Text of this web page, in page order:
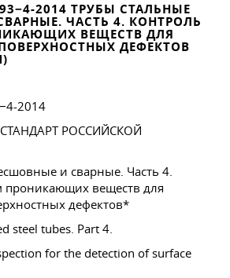
2014 ТРУБЫ СТАЛЬНЫЕ
ЧАСТЬ 4. КОНТРОЛЬ
ВЕЩЕСТВ ДЛЯ
ДЕФЕКТОВ
2014
РОССИЙСКОЙ
и сварные. Часть 4.
проникающих веществ для
дефектов*
steel tubes. Part 4.
for the detection of surface